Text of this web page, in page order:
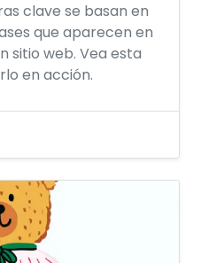
clave se basan en
que aparecen en
sitio web. Vea esta
en acción.